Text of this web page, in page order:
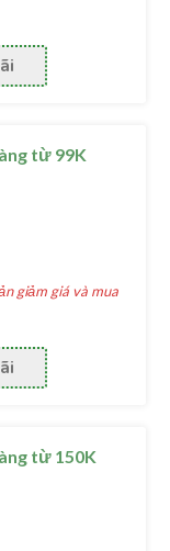
từ 99K
giảm giá và mua
từ 150K